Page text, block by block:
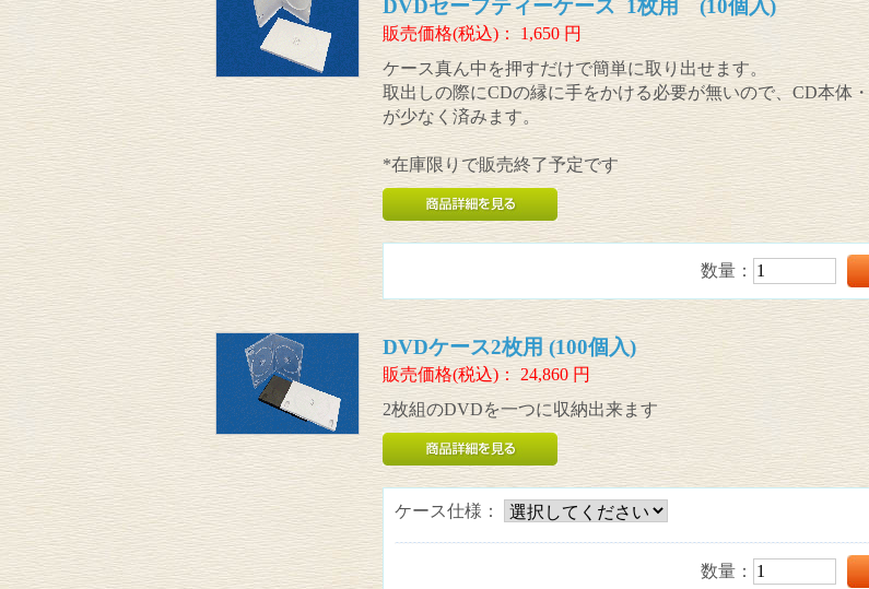
DVDセーフティーケース 1枚用 (10個入)
販売価格(税込)：1,650円
ケース真ん中を押すだけで簡単に取り出せます。
取出しの際にCDの縁に手をかける必要が無いので、CD本体
が少なく済みます。
*在庫限りで販売終了予定です
数量：
DVDケース2枚用 (100個入)
販売価格(税込)： 24,860円
2枚組のDVDを一つに収納出来ます
ケース仕様：
数量：